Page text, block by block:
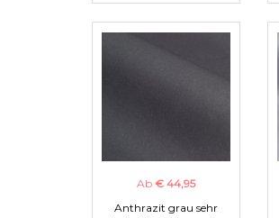
Ab € 44,95
Anthrazit grau sehr